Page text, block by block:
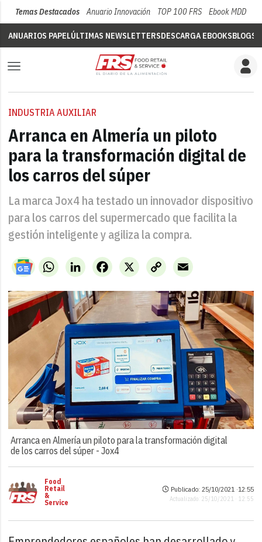
Temas Destacados Anuario Innovación TOP 100 FRS Ebook MDD
ANUARIOS PAPELÚLTIMAS NEWSLETTERSDESCARGA EBOOKSBLOGS
INDUSTRIA AUXILIAR
Arranca en Almería un piloto
para la transformación digital de
los carros del súper
La marca Jox4 ha testado un innovador dispositivo
para los carros del supermercado que facilita la
gestión inteligente y agiliza la compra.
WhatsAppLinkedIn X
Facebook
Copy
Link
Email
Arranca en Almería un piloto para la transformación digital
de los carros del súper -Jox4
Food
Retail
&
Service
Publicado: 25/10/2021 ·12:55
Actualizado: 25/10/2021 · 12:55